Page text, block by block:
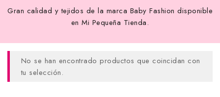
Gran calidad y tejidos de la marca Baby Fashion disponible
en Mi Pequeña Tienda.
No se han encontrado productos que coincidan con
tu selección.